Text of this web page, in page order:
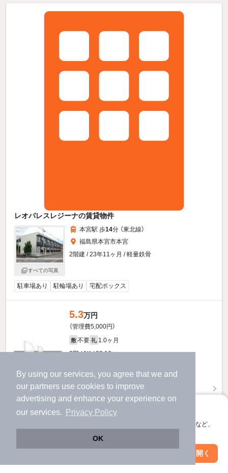
By using our services, you agree that we and
our partners use cookies to improve
advertising and enhance your experience on
our services.
Privacy Policy
OK
アプリに切り替えて、サクサクお部屋探し
会員登録なしですぐ使える。マップ検索やお気に入り保存など、
アプリを開く
レオパレスレジーナの賃貸物件
すべての写真
本宮駅 歩14分 （東北線）
福島県本宮市本宮
2階建 / 23年11ヶ月 / 軽量鉄骨
駐車場あり 駐輪場あり 宅配ボックス
5.3万円
（管理費5,000円）
敷 不要 礼 1.0ヶ月
2階 / 1K / 23.18㎡
絞り込み条件を変更